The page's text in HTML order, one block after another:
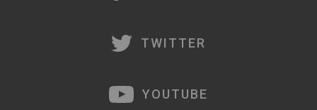
TWITTER
YOUTUBE